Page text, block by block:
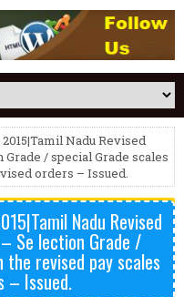
2015|Tamil Nadu Revised
Grade / special Grade scales
orders – Issued.
Nadu Revised
Se lection Grade /
revised pay scales
– Issued.